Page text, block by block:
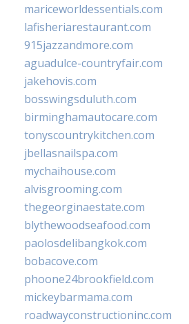
mariceworldessentials.com
lafisheriarestaurant.com
915jazzandmore.com
aguadulce-countryfair.com
jakehovis.com
bosswingsduluth.com
birminghamautocare.com
tonyscountrykitchen.com
jbellasnailspa.com
mychaihouse.com
alvisgrooming.com
thegeorginaestate.com
blythewoodseafood.com
paolosdelibangkok.com
bobacove.com
phoone24brookfield.com
mickeybarmama.com
roadwayconstructioninc.com